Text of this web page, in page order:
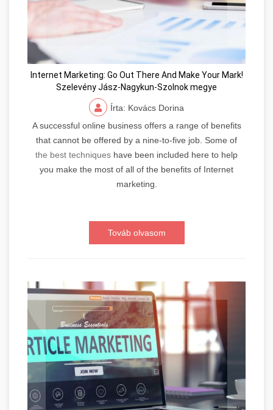
Internet Marketing: Go Out There And Make Your Mark!
Szelevény Jász-Nagykun-Szolnok megye
Írta: Kovács Dorina
A successful online business offers a range of benefits
that cannot be offered by a nine-to-five job. Some of
the best techniques have been included here to help
you make the most of all of the benefits of Internet
marketing.
Továb olvasom